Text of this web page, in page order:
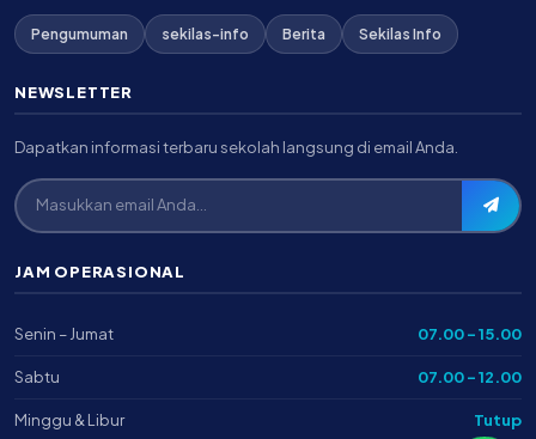
Pengumuman sekilas-info Berita Sekilas Info
NEWSLETTER
Dapatkan informasi terbaru sekolah langsung di email Anda.
JAM OPERASIONAL
Senin – Jumat 07.00 – 15.00
Sabtu 07.00 – 12.00
Minggu & Libur Tutup